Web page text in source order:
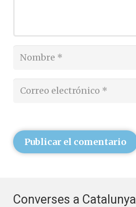
Publicar el comentario
Converses a Catalunya